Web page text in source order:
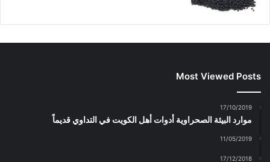
Most Viewed Posts
17/10/2019
موارد البيئة الصحراوية أدوات أهل الكويت في التداوي قديماً
11/05/2019
17/12/2018